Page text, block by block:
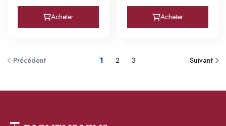
Acheter Acheter
Précédent 1 2 3 Suivant